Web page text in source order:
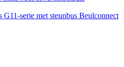
G11-serie met steunbus Beulconnect